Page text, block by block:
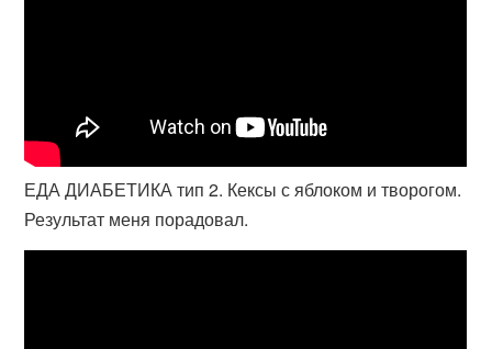
ЕДА ДИАБЕТИКА тип 2. Кексы с яблоком и творогом.
Результат меня порадовал.